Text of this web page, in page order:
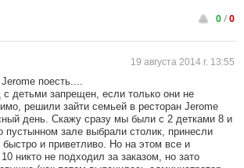
0/0
19 августа 2014 г. 13:55
поесть....
с детьми запрещен, если только они не
решили зайти семьей в ресторан Jerome
день. Скажу сразу мы были с 2 детками 8 и
пустынном зале выбрали столик, принесли
и приветливо. Но на этом все и
никто не подходил за заказом, но зато